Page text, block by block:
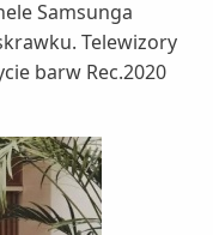
Samsunga
Telewizory
barw Rec.2020